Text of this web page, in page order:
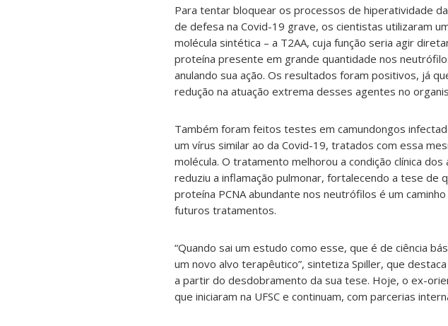
Para tentar bloquear os processos de hiperatividade
de defesa na Covid-19 grave, os cientistas utilizaram
molécula sintética – a T2AA, cuja função seria agir
proteína presente em grande quantidade nos
anulando sua ação. Os resultados foram positivos, já
redução na atuação extrema desses agentes no
Também foram feitos testes em camundongos
um vírus similar ao da Covid-19, tratados com essa
molécula. O tratamento melhorou a condição clínica dos
reduziu a inflamação pulmonar, fortalecendo a tese de
proteína PCNA abundante nos neutrófilos é um caminho
futuros tratamentos.
“Quando sai um estudo como esse, que é de ciência
um novo alvo terapêutico”, sintetiza Spiller, que
a partir do desdobramento da sua tese. Hoje, o ex-
que iniciaram na UFSC e continuam, com parcerias